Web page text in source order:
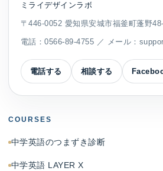
ミライデザインラボ
〒446-0052 愛知県安城市福釜町蓬野
電話：0566-89-4755 ／ メール：
電話する 相談する
COURSES
中学英語のつまずき診断
中学英語 LAYER X